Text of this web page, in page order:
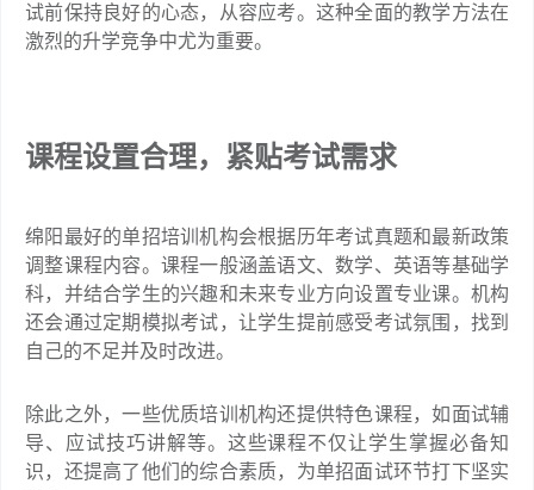
试前保持良好的心态，从容应考。这种全面的教学方法在
激烈的升学竞争中尤为重要。
课程设置合理，紧贴考试需求
绵阳最好的单招培训机构会根据历年考试真题和最新政策
调整课程内容。课程一般涵盖语文、数学、英语等基础学
科，并结合学生的兴趣和未来专业方向设置专业课。机构
还会通过定期模拟考试，让学生提前感受考试氛围，找到
自己的不足并及时改进。
除此之外，一些优质培训机构还提供特色课程，如面试辅
导、应试技巧讲解等。这些课程不仅让学生掌握必备知
识，还提高了他们的综合素质，为单招面试环节打下坚实